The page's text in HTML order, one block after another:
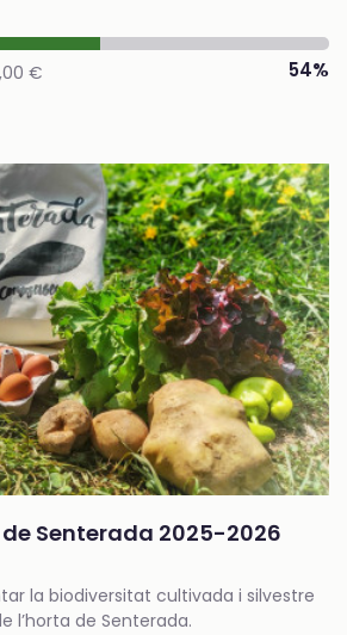
€ 54%
Senterada 2025-2026
la biodiversitat cultivada i silvestre
l’horta de Senterada.